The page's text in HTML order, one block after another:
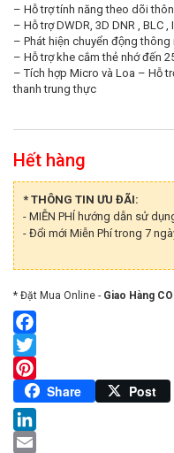
– Hỗ trợ tính năng theo dõi
– Hỗ trợ DWDR, 3D DNR , BLC ,
– Phát hiện chuyển động thông
– Hỗ trợ khe cắm thẻ nhớ đến
– Tích hợp Micro và Loa – Hỗ
thanh trung thực
Hết hàng
* THÔNG TIN ƯU ĐÃI:
- MIỄN PHÍ hướng dẫn sử
- Đổi mới Miễn Phí trong 7
* Đặt Mua Online - Giao Hàng
Facebook
Twitter
Pinterest
Share Post
LinkedIn